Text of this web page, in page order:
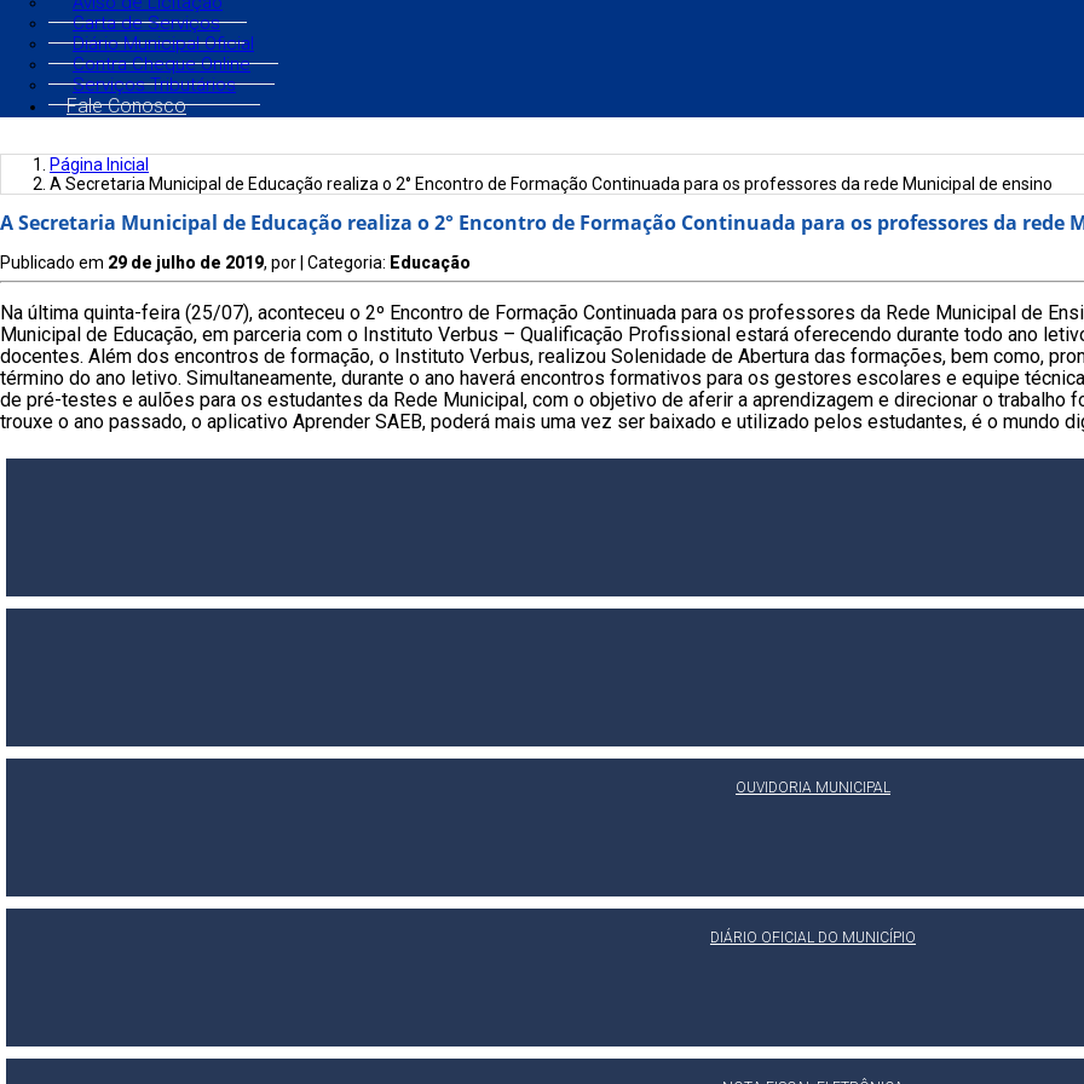
Carta de Serviços
Diário Municipal Oficial
Contra Cheque Online
Serviços Tributários
Fale Conosco
Página Inicial
A Secretaria Municipal de Educação realiza o 2° Encontro de Formação Continuada para os professores da rede Municipal de ensino
A Secretaria Municipal de Educação realiza o 2° Encontro de Formação Continuada para os professores da rede
Publicado em 29 de julho de 2019, por | Categoria: Educação
Na última quinta-feira (25/07), aconteceu o 2º Encontro de Formação Continuada para os professores da Rede Municipal de
Municipal de Educação, em parceria com o Instituto Verbus – Qualificação Profissional estará oferecendo durante todo ano
docentes. Além dos encontros de formação, o Instituto Verbus, realizou Solenidade de Abertura das formações, bem como,
término do ano letivo. Simultaneamente, durante o ano haverá encontros formativos para os gestores escolares e equipe
de pré-testes e aulões para os estudantes da Rede Municipal, com o objetivo de aferir a aprendizagem e direcionar o
trouxe o ano passado, o aplicativo Aprender SAEB, poderá mais uma vez ser baixado e utilizado pelos estudantes, é o mundo
OUVIDORIA MUNICIPAL
DIÁRIO OFICIAL DO MUNICÍPIO